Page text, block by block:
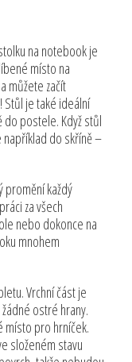
na notebook je
místo na
můžete začít
Stůl je také ideální
postele. Když stůl
do skříně –
promění každý
za všech
nebo dokonce na
mnohem
Vrchní část je
ostré hrany.
místo pro hrníček.
složeném stavu